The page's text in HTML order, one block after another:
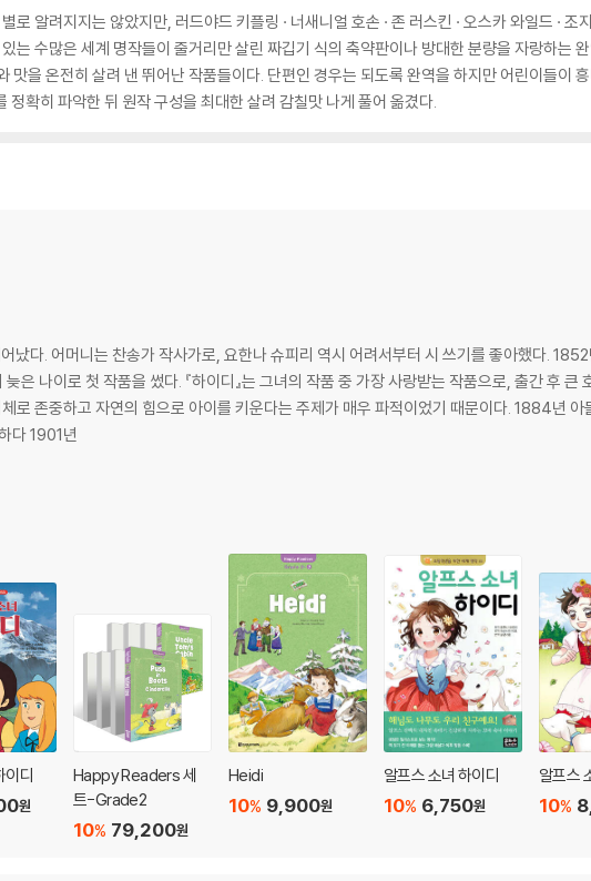
로 알려지지는 않았지만, 러드야드 키플링 · 너새니얼 호손 · 존 러스킨 · 오스카 와일드 · 조
는 수많은 세계 명작들이 줄거리만 살린 짜깁기 식의 축약판이나 방대한 분량을 자랑하는
을 온전히 살려 낸 뛰어난 작품들이다. 단편인 경우는 되도록 완역을 하지만 어린이들이
확히 파악한 뒤 원작 구성을 최대한 살려 감칠맛 나게 풀어 옮겼다.
났다. 어머니는 찬송가 작사가로, 요한나 슈피리 역시 어려서부터 시 쓰기를 좋아했다.
은 나이로 첫 작품을 썼다. 『하이디』는 그녀의 작품 중 가장 사랑받는 작품으로, 출간 후 큰
로 존중하고 자연의 힘으로 아이를 키운다는 주제가 매우 파적이었기 때문이다. 1884년 아
다 1901년
이디
원
Happy Readers 세
트-Grade2
79,200원
10%
Heidi
9,900원
10%
알프스 소녀 하이디
6,750원
10%
알프스
10%